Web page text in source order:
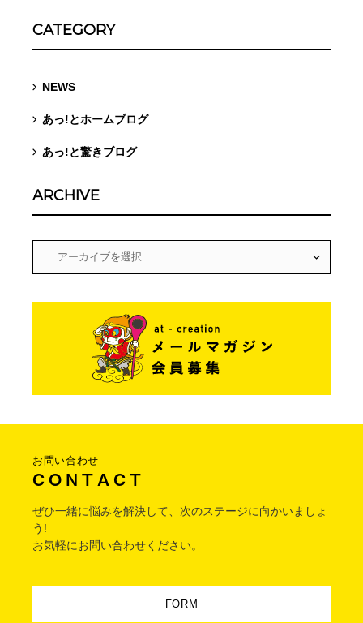
CATEGORY
NEWS
あっ!とホームブログ
あっ!と驚きブログ
ARCHIVE
お問い合わせ
C O N T A C T
ぜひ一緒に悩みを解決して、次のステージに向かいましょ
う!
お気軽にお問い合わせください。
FORM